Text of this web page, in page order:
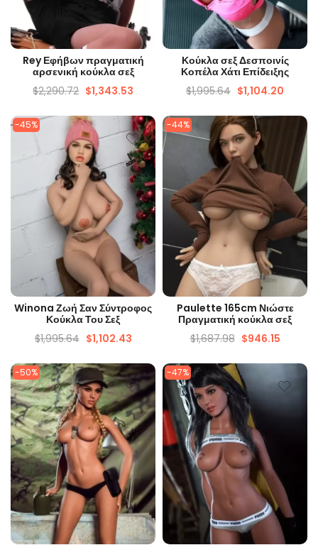
ΓΡΉΓΟΡΗ ΜΑΤΙΆ
Rey Εφήβων πραγματική
αρσενική κούκλα σεξ
$2,290.72 $1,343.53
ΓΡΉΓΟΡΗ ΜΑΤΙΆ
Κούκλα σεξ Δεσποινίς
Κοπέλα Χάτι Επίδειξης
$1,995.64 $1,104.20
-45%
ΓΡΉΓΟΡΗ ΜΑΤΙΆ
Winona Ζωή Σαν Σύντροφος
Κούκλα Του Σεξ
$1,995.64 $1,102.43
-44%
ΓΡΉΓΟΡΗ ΜΑΤΙΆ
Paulette 165cm Νιώστε
Πραγματική κούκλα σεξ
$1,687.98 $946.15
-50% -47%